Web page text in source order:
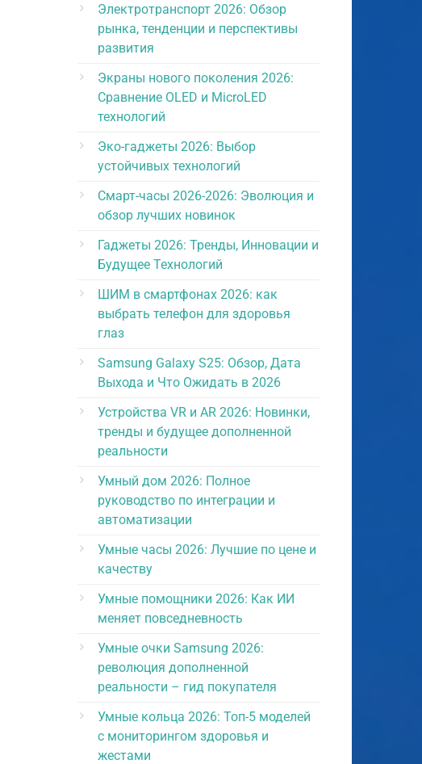
Электротранспорт 2026: Обзор
рынка, тенденции и перспективы
развития
Экраны нового поколения 2026:
Сравнение OLED и MicroLED
технологий
Эко-гаджеты 2026: Выбор
устойчивых технологий
Смарт-часы 2026-2026: Эволюция и
обзор лучших новинок
Гаджеты 2026: Тренды, Инновации и
Будущее Технологий
ШИМ в смартфонах 2026: как
выбрать телефон для здоровья
глаз
Samsung Galaxy S25: Обзор, Дата
Выхода и Что Ожидать в 2026
Устройства VR и AR 2026: Новинки,
тренды и будущее дополненной
реальности
Умный дом 2026: Полное
руководство по интеграции и
автоматизации
Умные часы 2026: Лучшие по цене и
качеству
Умные помощники 2026: Как ИИ
меняет повседневность
Умные очки Samsung 2026:
революция дополненной
реальности – гид покупателя
Умные кольца 2026: Топ-5 моделей
с мониторингом здоровья и
жестами